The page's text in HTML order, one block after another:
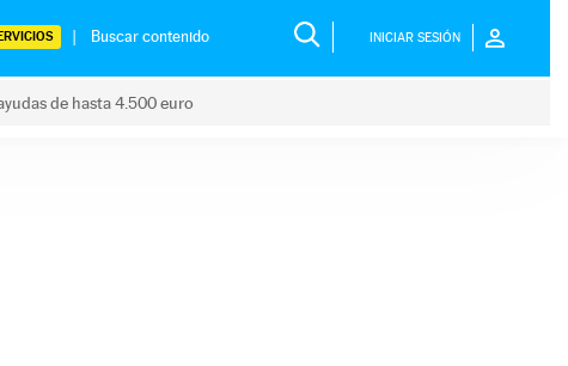
INICIAR SESIÓN
de hasta 4.500 euro